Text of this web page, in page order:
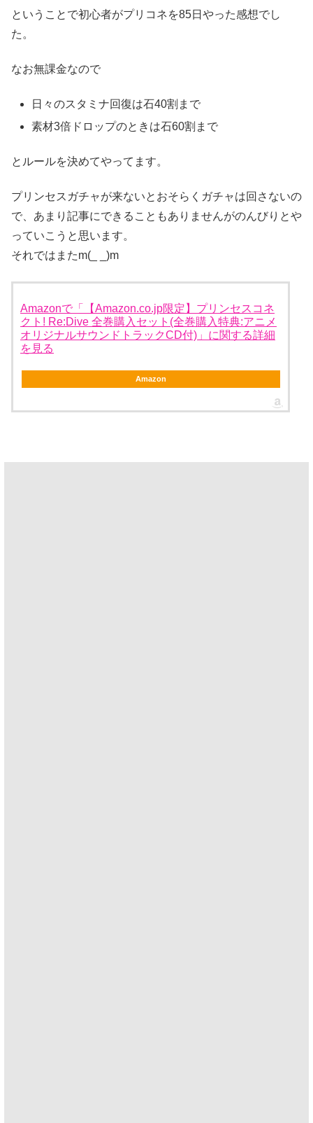
ということで初心者がプリコネを85日やった感想でし
た。
なお無課金なので
日々のスタミナ回復は石40割まで
素材3倍ドロップのときは石60割まで
とルールを決めてやってます。
プリンセスガチャが来ないとおそらくガチャは回さないの
で、あまり記事にできることもありませんがのんびりとや
っていこうと思います。
それではまたm(_ _)m
Amazonで「【Amazon.co.jp限定】プリンセスコネ
クト! Re:Dive 全巻購入セット(全巻購入特典:アニメ
オリジナルサウンドトラックCD付)」に関する詳細
を見る
Amazon